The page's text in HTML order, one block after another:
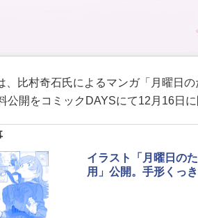
比村奇石氏によるマンガ「月曜日
公開をコミックDAYSにて12月16日に
イラスト「月曜日の
用」公開。手形くっき